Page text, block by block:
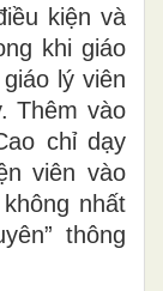
kiện và
khi giáo
lý viên
Thêm vào
chỉ dạy
viên vào
nhất
thông